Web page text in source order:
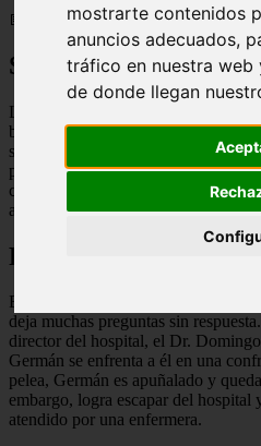
mostrarte contenidos
anuncios adecuados,
tráfico en nuestra web
de donde llegan
📅 13/02/2026
Sinopsis
Los renglones torcidos de Dios es
basada en la novela homónima de
sigue a un joven psiquiatra llamado
para trabajar en un hospital
con pacientes muy peculiares y un
a descubrir oscuros secretos del
Final Explicado
El final de Los renglones torcidos
deja muchas preguntas sin
director del hospital, el Dr.
Germán se enfrenta a él en una
pelea, Germán es apuñalado y
embargo, logra escapar del hospital
atendido por una enfermera.